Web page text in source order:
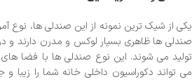
یکی از شیک ترین نمونه از این صندلی ها، نوع
صندلی ها ظاهری بسیار لوکس و مدرن دارند و
تولید می شوند. این نوع صندلی ها با فضا های
می تواند دکوراسیون داخلی خانه شما را